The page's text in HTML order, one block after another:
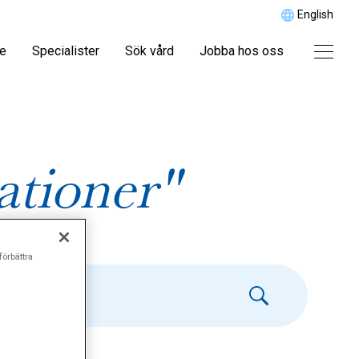
English
Specialister Sök vård Jobba hos oss